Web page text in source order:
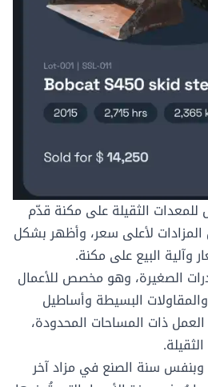
للمعدات الثقيلةعلى مكنة قدّم
لأعلى سعر، وأظهر بشكل
وآلية البيع على مكنة.
الصغيرة، وهو مخصص للأعمال
البسيطة وأساطيل
العمل ذات المساحات المحدودة،
سنة الصنع في مزاد آخر